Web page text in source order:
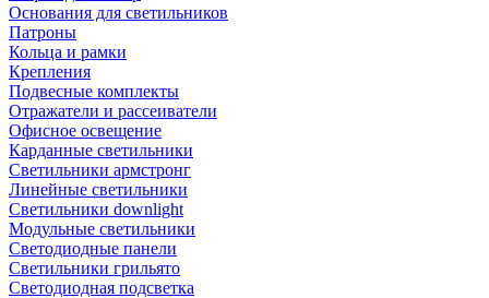
Основания для светильников
Патроны
Кольца и рамки
Крепления
Подвесные комплекты
Отражатели и рассеиватели
Офисное освещение
Карданные светильники
Светильники армстронг
Линейные светильники
Светильники downlight
Модульные светильники
Светодиодные панели
Светильники грильято
Светодиодная подсветка